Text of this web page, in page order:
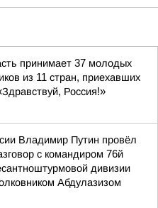
принимает 37 молодых
из 11 стран, приехавших
Россия!»
Владимир Путин провёл
с командиром 76й
дивизии
Абдулазизом